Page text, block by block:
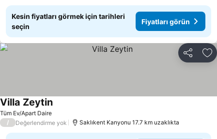
Kesin fiyatları görmek için tarihleri
seçin
Fiyatları görün
Paylaş
Tüm Ev/Apart Daire
Villa ZeytinFiyatları görün
/ Değerlendirme yok Saklıkent Kanyonu 17.7 km uzaklıkta